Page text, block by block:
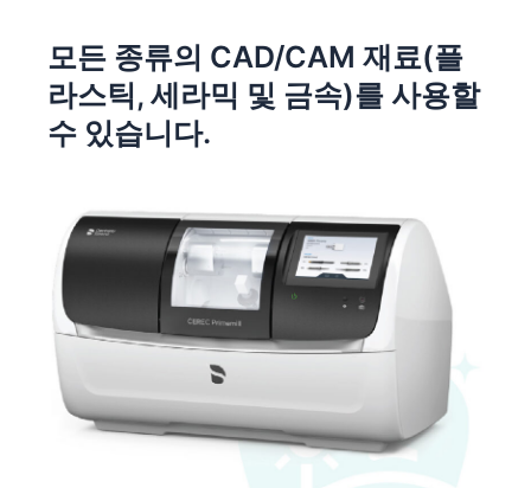
모든 종류의 CAD/CAM 재료(플
라스틱, 세라믹 및 금속)를 사용할
수 있습니다.